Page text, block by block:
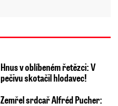
Hnus v oblíbeném řetězci: V
pečivu skotačil hlodavec!
Zemřel srdcař Alfréd Pucher: